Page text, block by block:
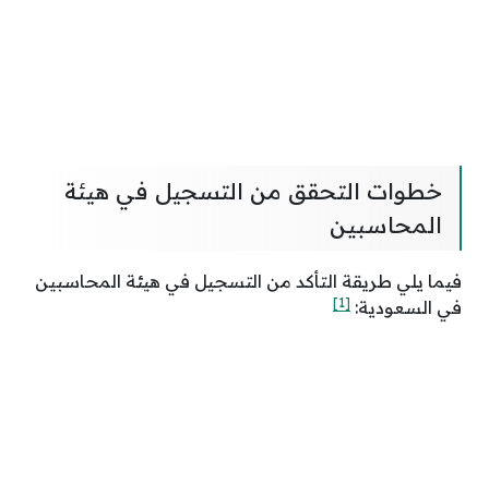
خطوات التحقق من التسجيل في هيئة
المحاسبين
فيما يلي طريقة التأكد من التسجيل في هيئة المحاسبين
في السعودية: [1]